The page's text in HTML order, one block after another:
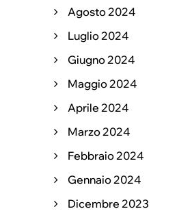
Agosto 2024
Luglio 2024
Giugno 2024
Maggio 2024
Aprile 2024
Marzo 2024
Febbraio 2024
Gennaio 2024
Dicembre 2023